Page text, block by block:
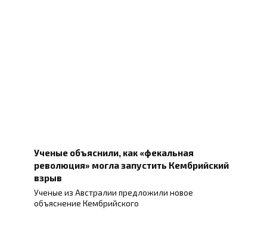
Ученые объяснили, как «фекальная
революция» могла запустить Кембрийский
взрыв
Ученые из Австралии предложили новое
объяснение Кембрийского